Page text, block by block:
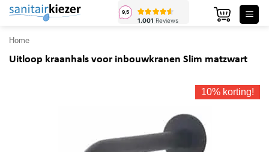
Ga
inhoud
Home
Uitloop kraanhals voor inbouwkranen Slim matzwart
10% korting!